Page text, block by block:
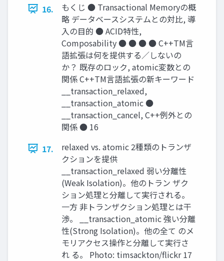
16.
もくじ ● Transactional Memoryの概
略 データベースシステムとの対比, 導
入の目的 ● ACID特性,
Composability ● ● ● ● C++TM言
語拡張は何を提供する／しないの
か？ 既存のロック, atomic変数との
関係 C++TM言語拡張の新キーワード
__transaction_relaxed,
__transaction_atomic ●
__transaction_cancel, C++例外との
関係 ● 16
17.
relaxed vs. atomic 2種類のトランザ
クションを提供
__transaction_relaxed 弱い分離性
(Weak Isolation)。他のトラン ザク
ション処理と分離して実行される。
一方 非トランザクション処理とは干
渉。 __transaction_atomic 強い分離
性(Strong Isolation)。他の全て のメ
モリアクセス操作と分離して実行さ
れ る。 Photo: timsackton/flickr 17